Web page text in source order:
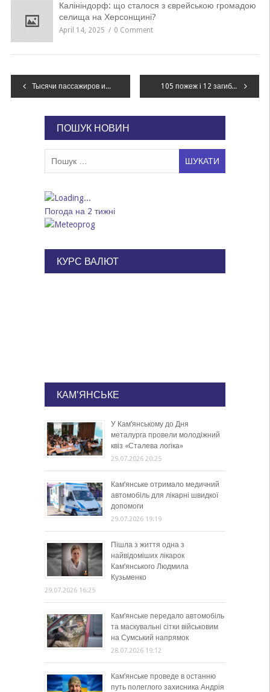
Калініндорф: що сталося з єврейською громадою
селища на Херсонщині?
April 14, 2025 0 Comment
Навігація
Тысячи пассажиров и пустые троллейбусы: как работал общественный транспорт в новогоднюю ночь 105 пожеж і 12 загиблих – у ДСНС розповіли про останній день 2019 року
ПОШУК НОВИН
Погода на 2 тижні
КУРС ВАЛЮТ
КАМ'ЯНСЬКЕ
У Кам’янському до Дня
металурга провели молодіжний
квіз «Сталева логіка»
29.07.2026 20:25
Кам’янське отримало медичний
автомобіль для лікарні швидкої
допомоги
29.07.2026 19:19
Пішла з життя одна з
найвідоміших лікарок
Кам’янського Людмила
Кузьменко
29.07.2026 16:25
Кам’янське передало автомобіль
та маскувальні сітки військовим
на Сумський напрямок
28.07.2026 19:12
Кам’янське проведе в останню
путь полеглого захисника Андрія